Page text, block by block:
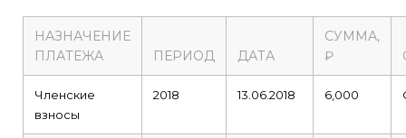
НАЗНАЧЕНИЕ
ПЛАТЕЖА
ПЕРИОД ДАТА
СУММА,
₽
Членские
взносы
2018 13.06.2018 6,000